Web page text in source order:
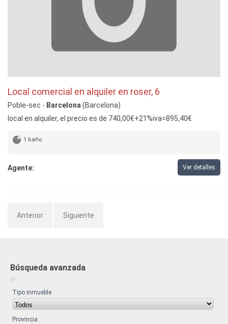
Local comercial en alquiler en roser, 6
Poble-sec - Barcelona (Barcelona)
local en alquiler, el precio es de 740,00€+21%iva=895,40€
1 baño
Agente: Ver detalles
Anterior Siguiente
Búsqueda avanzada
Tipo inmueble
Provincia